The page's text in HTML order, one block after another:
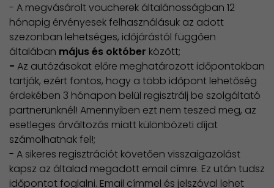
​- A megvásárolt voucherek általánosságban 12
hónapig érvényesek felhasználásuk az adott
szezonban lehetséges, időjárástól függően
általában május és október között;
- Az autózásokat előre meghatározott időpontokban
tartják, ezért fontos, hogy a több időpont lehetőség
érdekében 3 hónapon belül regisztrálj be szolgáltató
partnerünknél! Amennyiben ezt nem teszed meg, az
esetleges árváltozás miatt különbözeti díjat
számolhatnak fel!;
- A sikeres regisztrációt követően visszaigazolást
kapsz az általad megadott email címre. Ez után tudsz
időpontot foglalni. Email címmel és jelszóval lehet